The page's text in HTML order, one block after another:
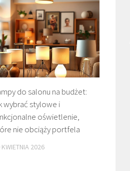
do salonu na budżet:
wybrać stylowe i
oświetlenie,
nie obciąży portfela
KWIETNIA 2026